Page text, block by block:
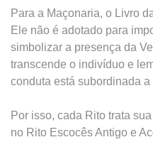
Para a Maçonaria, o Livro
Ele não é adotado para
simbolizar a presença da
transcende o indivíduo e
conduta está subordinada
Por isso, cada Rito trata
no Rito Escocês Antigo e